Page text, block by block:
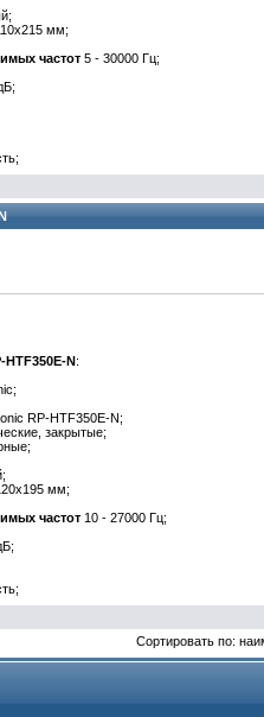
мм;
частот 5 - 30000 Гц;
HTF350E-N:
RP-HTF350E-N;
закрытые;
мм;
частот 10 - 27000 Гц;
Сортировать по: